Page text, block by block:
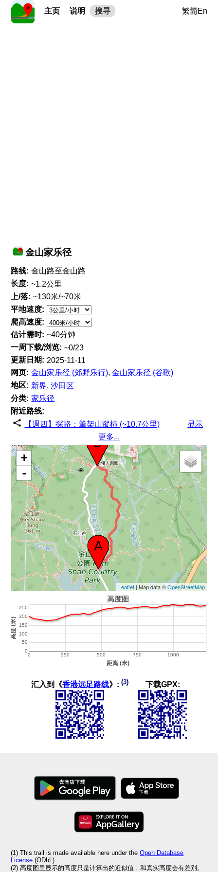
主页 说明 搜寻 繁简En
金山家乐径
路线: 金山路至金山路
长度: ~1.2公里
上/落: ~130米/~70米
平地速度:
爬高速度:
估计需时: ~40分钟
一周下载/浏览: ~0/23
更新日期: 2025-11-11
网页: 金山家乐径 (郊野乐行),金山家乐径 (谷歌)
地区: 新界,沙田区
分类: 家乐径
附近路线:
【週四】探路：筆架山蹤橫 (~10.7公里)
显示
更多...
+
-
Leaflet| Map data ©OpenStreetMap
汇入到《香港远足路线》: (3) 下载GPX:
(1) This trail is made available here under theOpen Database
License (ODbL).
(2) 高度图里显示的高度只是计算出的近似值，和真实高度会有差别。